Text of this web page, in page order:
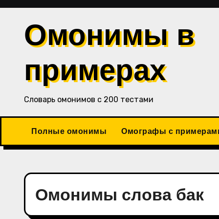
Перейти
содержимому
Омонимы в
примерах
Словарь омонимов с 200 тестами
Полные омонимы Омографы с
Омонимы слова бак